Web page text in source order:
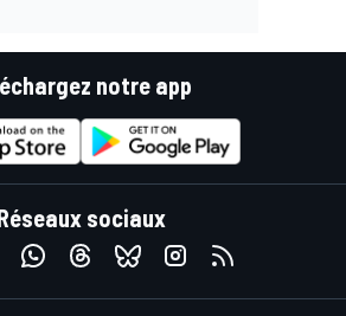
notre app
sociaux